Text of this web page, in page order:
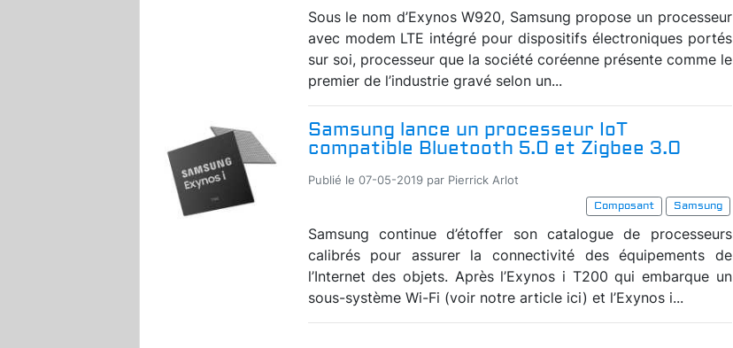
Sous le nom d’Exynos W920, Samsung propose un processeur
avec modem LTE intégré pour dispositifs électroniques portés
sur soi, processeur que la société coréenne présente comme le
premier de l’industrie gravé selon un...
Samsung lance un processeur IoT
compatible Bluetooth 5.0 et Zigbee 3.0
Publié le 07-05-2019 par Pierrick Arlot
Composant
Samsung
Samsung continue d’étoffer son catalogue de processeurs
calibrés pour assurer la connectivité des équipements de
l’Internet des objets. Après l’Exynos i T200 qui embarque un
sous-système Wi-Fi (voir notre article ici) et l’Exynos i...